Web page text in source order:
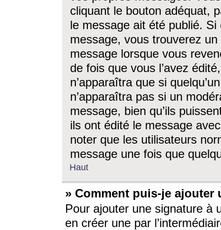
cliquant le bouton adéquat,
le message ait été publié. Si
message, vous trouverez
message lorsque vous
de fois que vous l’avez
n’apparaîtra que si
n’apparaîtra pas si un
message, bien qu’ils
ils ont édité le message
noter que les utilisateurs
message une fois que
Haut
» Comment puis-je ajouter
Pour ajouter une signature à
en créer une par